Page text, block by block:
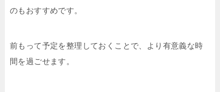
のもおすすめです。
前もって予定を整理しておくことで、より有意義な時
間を過ごせます。